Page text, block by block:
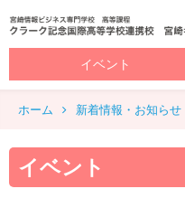
イベント
ホーム 新着情報・お知らせ
イベント